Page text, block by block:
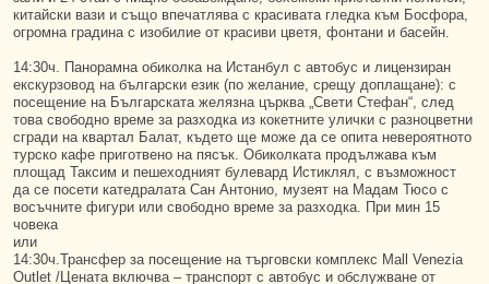
китайски вази и също впечатлява с красивата гледка към Босфора,
огромна градина с изобилие от красиви цветя, фонтани и басейн.
14:30ч. Панорамна обиколка на Истанбул с автобус и лицензиран
екскурзовод на български език (по желание, срещу доплащане): с
посещение на Българската желязна църква „Свети Стефан“, след
това свободно време за разходка из кокетните улички с разноцветни
сгради на квартал Балат, където ще може да се опита невероятното
турско кафе приготвено на пясък. Обиколката продължава към
площад Таксим и пешеходният булевард Истиклял, с възможност
да се посети катедралата Сан Антонио, музеят на Мадам Тюсо с
восъчните фигури или свободно време за разходка. При мин 15
човека
или
14:30ч.Трансфер за посещение на търговски комплекс Mall Venezia
Outlet /Цената включва – транспорт с автобус и обслужване от